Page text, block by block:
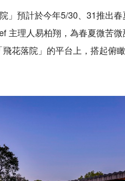
」預計於今年5/30、31推出
主理人易柏翔，為春夏微苦
花落院」的平台上，搭起俯